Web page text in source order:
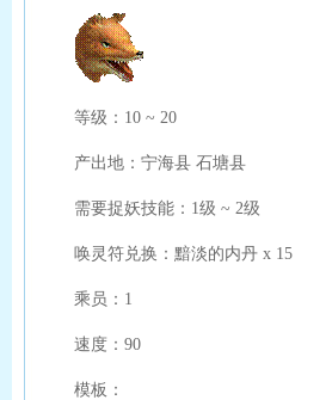
等级：10 ~ 20
产出地：宁海县 石塘县
需要捉妖技能：1级 ~ 2级
唤灵符兑换：黯淡的内丹 x 15
乘员：1
速度：90
模板：